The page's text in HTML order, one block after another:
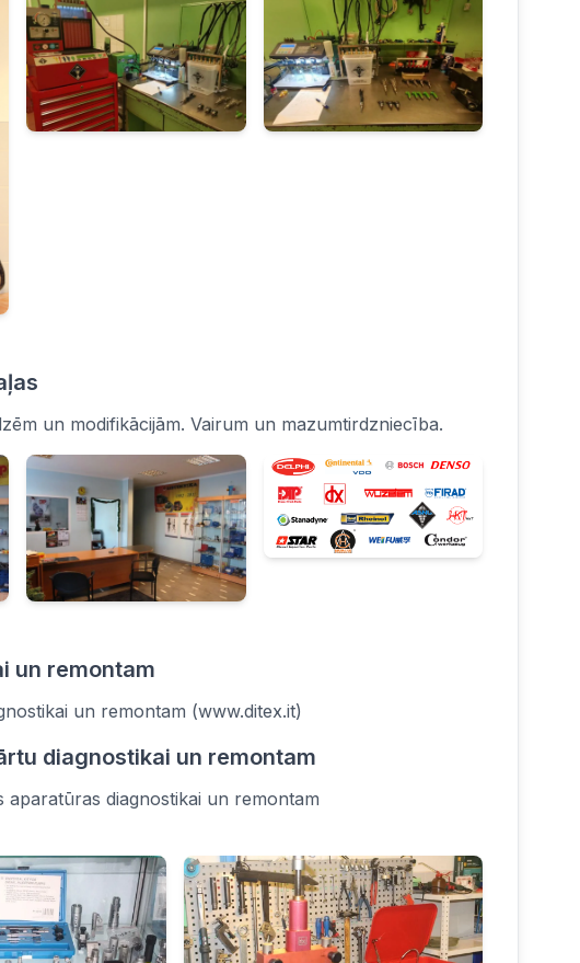
un modifikācijām. Vairum un mazumtirdzniecība.
un remontam
un remontam (www.ditex.it)
diagnostikai un remontam
diagnostikai un remontam